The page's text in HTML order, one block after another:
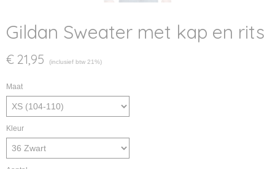
Gildan Sweater met kap en rits
€ 21,95 (inclusief btw 21%)
Maat
Kleur